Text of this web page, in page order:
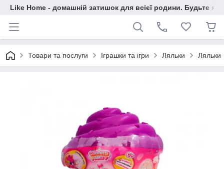
Like Home - домашній затишок для всієї родини. Будьте як
Товари та послуги Іграшки та ігри Ляльки Ляльки